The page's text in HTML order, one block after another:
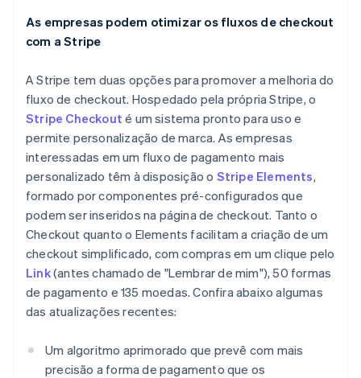
As empresas podem otimizar os fluxos de checkout
com a Stripe
A Stripe tem duas opções para promover a melhoria do
fluxo de checkout. Hospedado pela própria Stripe, o
Stripe Checkout é um sistema pronto para uso e
permite personalização de marca. As empresas
interessadas em um fluxo de pagamento mais
personalizado têm à disposição o Stripe Elements,
formado por componentes pré-configurados que
podem ser inseridos na página de checkout. Tanto o
Checkout quanto o Elements facilitam a criação de um
checkout simplificado, com compras em um clique pelo
Link(antes chamado de "Lembrar de mim"), 50 formas
de pagamento e 135 moedas. Confira abaixo algumas
das atualizações recentes:
Um algoritmo aprimorado que prevê com mais
precisão a forma de pagamento que os
FrançaisEnglish
Gibraltar
Grécia
English
Hungria
English
Índia
English
Irlanda
English
Itália
Italiano English
Japão
日本語 English
Letônia
English
Liechtenstein
Lituânia
English